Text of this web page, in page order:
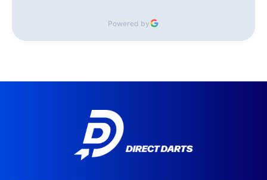
Powered by